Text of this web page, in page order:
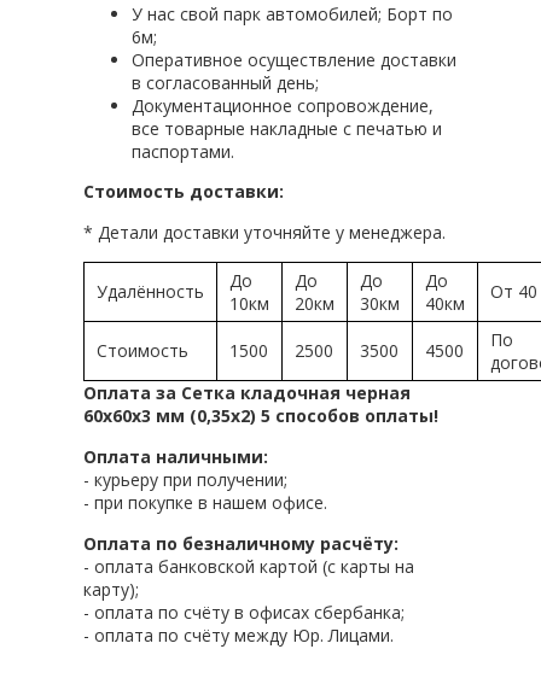
У нас свой парк автомобилей; Борт по
6м;
Оперативное осуществление доставки
в согласованный день;
Документационное сопровождение,
все товарные накладные с печатью и
паспортами.
Стоимость доставки:
* Детали доставки уточняйте у менеджера.
Удалённость
До
10км
До
20км
До
30км
До
40км
От 40
Стоимость 1500 2500 3500 4500
По
Оплата за Сетка кладочная черная
60х60х3 мм (0,35х2) 5 способов оплаты!
Оплата наличными:
- курьеру при получении;
- при покупке в нашем офисе.
Оплата по безналичному расчёту:
- оплата банковской картой (с карты на
карту);
- оплата по счёту в офисах сбербанка;
- оплата по счёту между Юр. Лицами.